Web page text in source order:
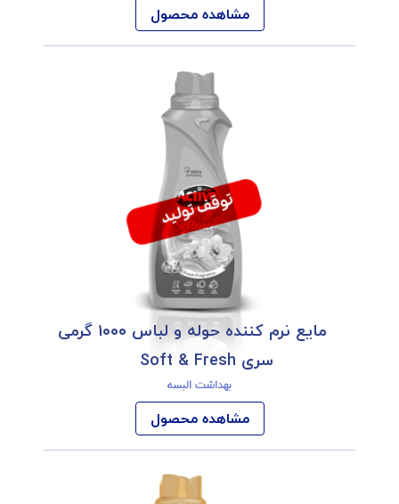
مشاهده محصول
مایع نرم کننده حوله و لباس ۱۰۰۰ گرمی
سری Soft & Fresh
بهداشت البسه
مشاهده محصول